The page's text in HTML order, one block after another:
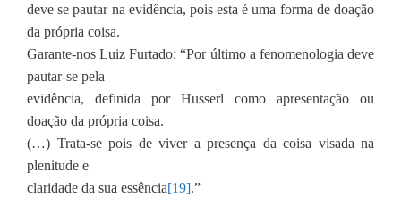
deve se pautar na evidência, pois esta é uma forma de doação
da própria coisa.
Garante-nos Luiz Furtado: “Por último a fenomenologia deve
pautar-se pela
evidência, definida por Husserl como apresentação ou
doação da própria coisa.
(…) Trata-se pois de viver a presença da coisa visada na
plenitude e
claridade da sua essência[19].”